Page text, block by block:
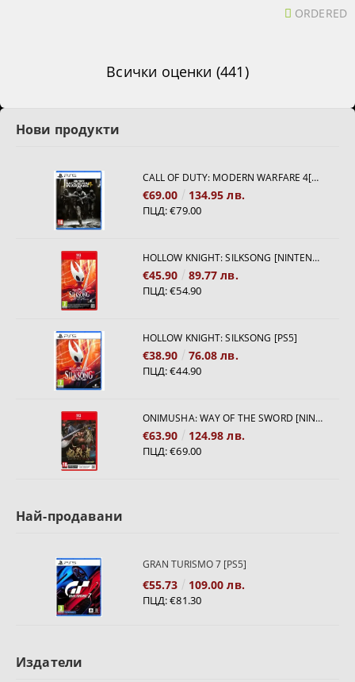
ORDERED
Всички оценки (441)
Нови продукти
CALL OF DUTY: MODERN WARFARE 4[PS5]
€69.00 134.95 лв.
ПЦД:€79.00
HOLLOW KNIGHT: SILKSONG [NINTENDO SWITCH 2]
€45.90 89.77 лв.
ПЦД:€54.90
HOLLOW KNIGHT: SILKSONG [PS5]
€38.90 76.08 лв.
ПЦД:€44.90
ONIMUSHA: WAY OF THE SWORD [NINTENDO SWITCH 2]
€63.90 124.98 лв.
ПЦД:€69.00
Най-продавани
GRAN TURISMO 7 [PS5]
€55.73 109.00 лв.
ПЦД:€81.30
Издатели